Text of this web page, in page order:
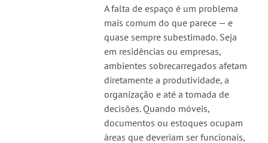
A falta de espaço é um problema
mais comum do que parece — e
quase sempre subestimado. Seja
em residências ou empresas,
ambientes sobrecarregados afetam
diretamente a produtividade, a
organização e até a tomada de
decisões. Quando móveis,
documentos ou estoques ocupam
áreas que deveriam ser funcionais,